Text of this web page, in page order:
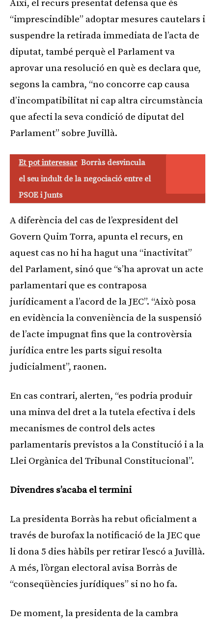
Així, el recurs presentat defensa que és
“imprescindible” adoptar mesures cautelars i
suspendre la retirada immediata de l’acta de
diputat, també perquè el Parlament va
aprovar una resolució en què es declara que,
segons la cambra, “no concorre cap causa
d’incompatibilitat ni cap altra circumstància
que afecti la seva condició de diputat del
Parlament” sobre Juvillà.
Et pot interessar Borràs desvincula
el seu indult de la negociació entre el
PSOE i Junts
A diferència del cas de l’expresident del
Govern Quim Torra, apunta el recurs, en
aquest cas no hi ha hagut una “inactivitat”
del Parlament, sinó que “s’ha aprovat un acte
parlamentari que es contraposa
jurídicament a l’acord de la JEC”. “Això posa
en evidència la conveniència de la suspensió
de l’acte impugnat fins que la controvèrsia
jurídica entre les parts sigui resolta
judicialment”, raonen.
En cas contrari, alerten, “es podria produir
una minva del dret a la tutela efectiva i dels
mecanismes de control dels actes
parlamentaris previstos a la Constitució i a la
Llei Orgànica del Tribunal Constitucional”.
Divendres s’acaba el termini
La presidenta Borràs ha rebut oficialment a
través de burofax la notificació de la JEC que
li dona 5 dies hàbils per retirar l’escó a Juvillà.
A més, l’òrgan electoral avisa Borràs de
“conseqüències jurídiques” si no ho fa.
De moment, la presidenta de la cambra